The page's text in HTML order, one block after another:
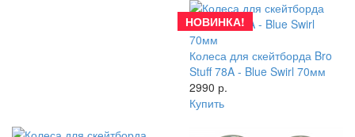
НОВИНКА!
Колеса для скейтборда Bro
Stuff 78A - Blue Swirl 70мм
2990 р.
Купить